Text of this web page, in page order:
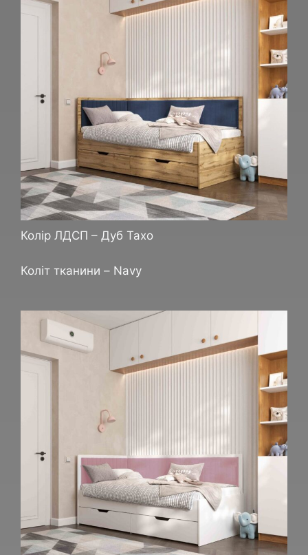
Колір ЛДСП – Дуб Тахо
Коліт тканини – Navy